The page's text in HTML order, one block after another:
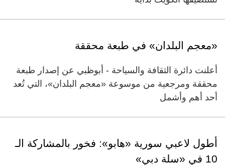
«معجم البلدان» في طبعة محققة
أعلنت دائرة الثقافة والسياحة - أبوظبي عن إصدار طبعة
محققة ومرجعية من موسوعة «معجم البلدان»، التي تُعد
أحد أهم وأشمل
أطول لاعبي سورية «هابو»: فخور بالمشاركة الـ
10 في «سلة دبي»